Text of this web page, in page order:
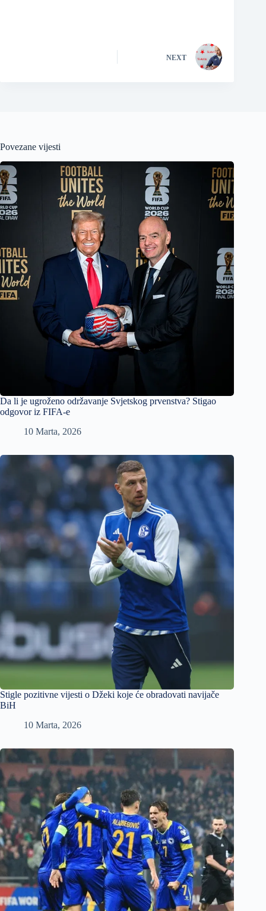
NEXT
Povezane vijesti
Da li je ugroženo održavanje Svjetskog prvenstva? Stigao
odgovor iz FIFA-e
10 Marta, 2026
Stigle pozitivne vijesti o Džeki koje će obradovati navijače
BiH
10 Marta, 2026